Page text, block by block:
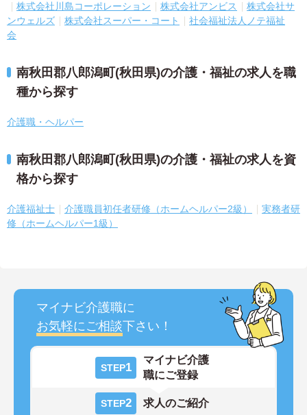
株式会社川島コーポレーション
株式会社アンビス
株式会社サ
ンウェルズ
株式会社スーパー・コート
社会福祉法人ノテ福祉
会
南秋田郡八郎潟町(秋田県)の介護・福祉の求人を職
種から探す
介護職・ヘルパー
南秋田郡八郎潟町(秋田県)の介護・福祉の求人を資
格から探す
介護福祉士 介護職員初任者研修（ホームヘルパー2級）
実務者研
修（ホームヘルパー1級）
マイナビ介護職に
お気軽にご相談下さい！
STEP1
マイナビ介護
職にご登録
STEP2 求人のご紹介